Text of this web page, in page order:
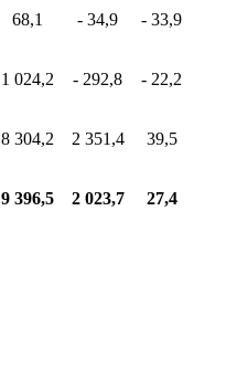
68,1 - 34,9 - 33,9
1 024,2 - 292,8 - 22,2
8 304,2 2 351,4 39,5
9 396,5 2 023,7 27,4